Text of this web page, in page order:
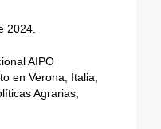
2024.
AIPO
en Verona, Italia,
Agrarias,